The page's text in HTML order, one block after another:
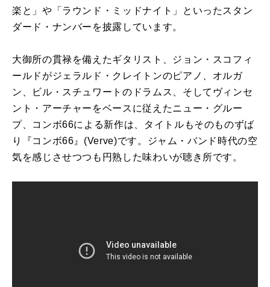
楽と」や「ラウンド・ミッドナイト」といったスタン
ダード・ナンバーを披露しています。
大御所の貫禄を備えたギタリスト、ジョン・スコフィ
ールドがジェラルド・クレイトンのピアノ、オルガ
ン、ビル・スチュワートのドラムス、そしてヴィンセ
ント・アーチャーをベースに従えたニュー・グルー
プ、コンボ66による新作は、タイトルもそのものずば
り『コンボ66』(Verve)です。ジャム・バンド時代の空
気を感じさせつつも円熟した味わいが聴き所です。